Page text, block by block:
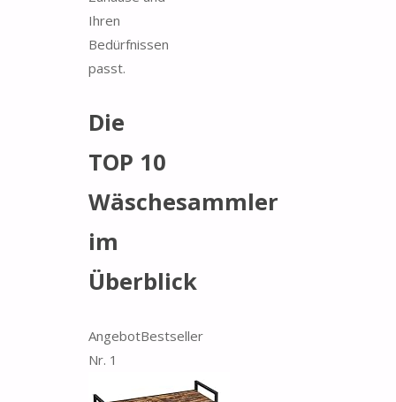
Ihren
Bedürfnissen
passt.
Die
TOP 10
Wäschesammler
im
Überblick
AngebotBestseller
Nr. 1